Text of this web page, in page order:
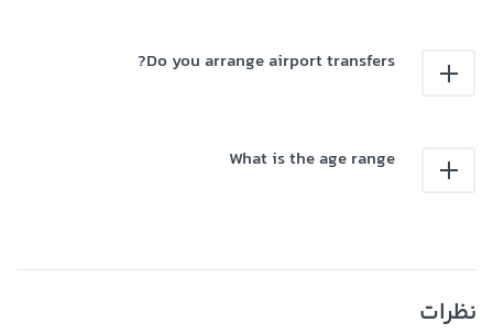
Do you arrange airport transfers?
What is the age range
نظرات